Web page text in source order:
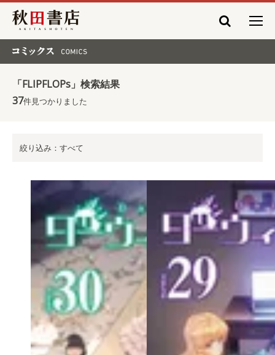
秋田書店
「FLIPFLOPs」検索結果
37件見つかりました
絞り込み：すべて